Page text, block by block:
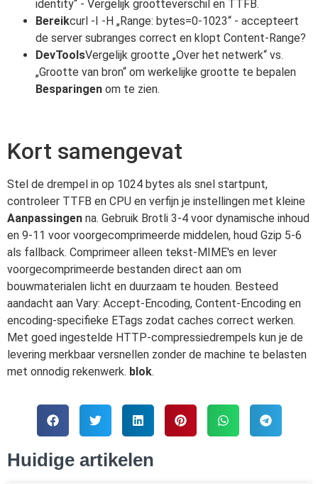
identity“ - Vergelijk grootteverschil en TTFB.
Bereikcurl -I -H „Range: bytes=0-1023“ - accepteert
de server subranges correct en klopt Content-Range?
DevToolsVergelijk grootte „Over het netwerk“ vs.
„Grootte van bron“ om werkelijke grootte te bepalen
Besparingen om te zien.
Kort samengevat
Stel de drempel in op 1024 bytes als snel startpunt,
controleer TTFB en CPU en verfijn je instellingen met kleine
Aanpassingen na. Gebruik Brotli 3-4 voor dynamische inhoud
en 9-11 voor voorgecomprimeerde middelen, houd Gzip 5-6
als fallback. Comprimeer alleen tekst-MIME's en lever
voorgecomprimeerde bestanden direct aan om
bouwmaterialen licht en duurzaam te houden. Besteed
aandacht aan Vary: Accept-Encoding, Content-Encoding en
encoding-specifieke ETags zodat caches correct werken.
Met goed ingestelde HTTP-compressiedrempels kun je de
levering merkbaar versnellen zonder de machine te belasten
met onnodig rekenwerk. blok.
Huidige artikelen